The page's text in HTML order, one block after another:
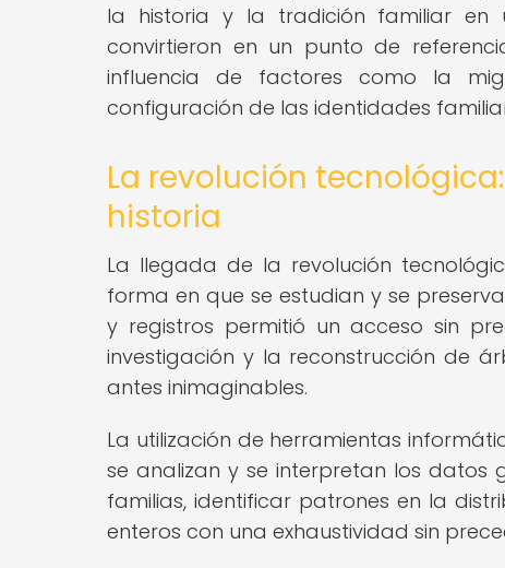
la historia y la tradición familiar en
convirtieron en un punto de
influencia de factores como la
configuración de las identidades
La revolución
historia
La llegada de la revolución
forma en que se estudian y se
y registros permitió un acceso sin
investigación y la reconstrucción de
antes inimaginables.
La utilización de herramientas
se analizan y se interpretan los datos
familias, identificar patrones en la
enteros con una exhaustividad sin